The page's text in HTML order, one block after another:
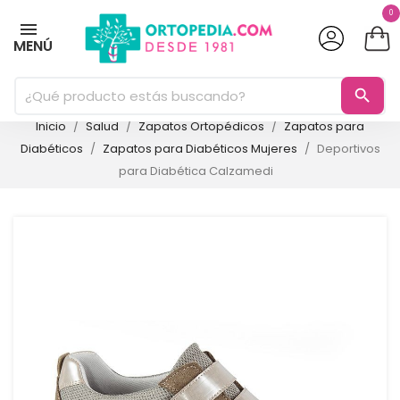
MENÚ
0
search
Inicio Salud Zapatos Ortopédicos
Zapatos para
Diabéticos
Zapatos para Diabéticos Mujeres
Deportivos
para Diabética Calzamedi